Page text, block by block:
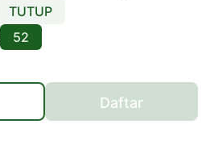
TUTUP
52
Daftar